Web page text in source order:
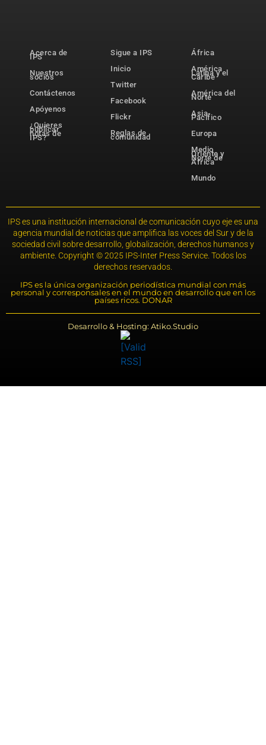
Acerca de
IPS
Nuestros
socios
Contáctenos
Apóyenos
¿Quieres
publicar
notas de
IPS?
Sigue a IPS
Inicio
Twitter
Facebook
Flickr
Reglas de
comunidad
África
América
Latina y el
Caribe
América del
Norte
Asia-
Pacífico
Europa
Medio
Oriente y
Norte de
África
Mundo
IPS es una institución internacional de comunicación cuyo eje es una
agencia mundial de noticias que amplifica las voces del Sur y de la
sociedad civil sobre desarrollo, globalización, derechos humanos y
ambiente. Copyright © 2025 IPS-Inter Press Service. Todos los
derechos reservados.
IPS es la única organización periodística mundial con más
personal y corresponsales en el mundo en desarrollo que en los
países ricos. DONAR
Desarrollo & Hosting: Atiko.Studio